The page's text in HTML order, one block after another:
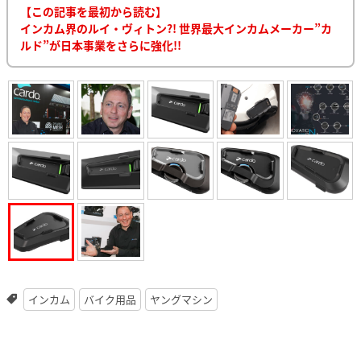
【この記事を最初から読む】
インカム界のルイ・ヴィトン?! 世界最大インカムメーカー”カ
ルド”が日本事業をさらに強化!!
インカム バイク用品 ヤングマシン